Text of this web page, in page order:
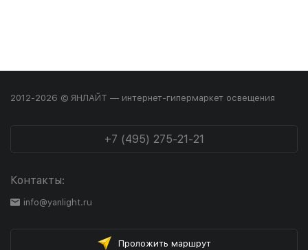
2012-2026 © ЯНЛАЙТ — интернет-гипермаркет освещения
+7 (495) 275-21-21
Контакты:
info@yanlight.ru
Проложить маршрут